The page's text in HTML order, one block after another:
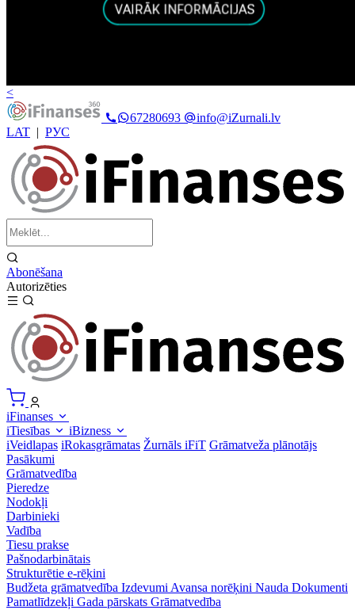
<
67280693
info@iZurnali.lv
LAT | РУС
Abonēšana
Autorizēties
iFinanses
iTiesības
iBizness
iVeidlapas iRokasgrāmatas Žurnāls iFiT Grāmatveža plānotājs
Pasākumi
Grāmatvedība
Pieredze
Nodokļi
Darbinieki
Vadība
Tiesu prakse
Pašnodarbinātais
Strukturētie e-rēķini
Budžeta grāmatvedība Izdevumi Avansa norēķini Nauda Dokumenti
Pamatlīdzekļi Gada pārskats Grāmatvedība